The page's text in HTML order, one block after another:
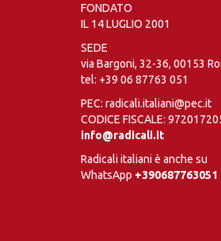
FONDATO
IL 14 LUGLIO 2001
SEDE
via Bargoni, 32-36, 00153
tel: +39 06 87763 051
PEC: radicali.italiani@pec.it
CODICE FISCALE:
info@radicali.it
Radicali italiani è anche su
WhatsApp +390687763051